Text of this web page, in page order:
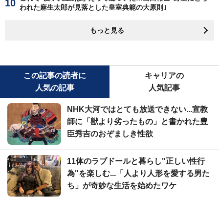
われた麻生太郎が見落とした皇室典範の大原則｣
もっと見る
この記事の読者に
人気の記事
キャリアの
人気記事
NHK大河ではとても放送できない...宣教
師に「獣より劣ったもの」と書かれた豊
臣秀吉のおぞましき性欲
11体のラブドールと暮らし"正しい性行
為"を楽しむ...「人より人形を愛する男た
ち」が奇妙な生活を始めたワケ